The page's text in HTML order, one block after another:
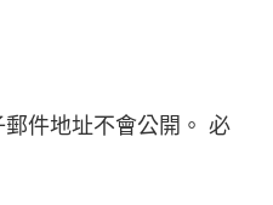
件地址不會公開。 必